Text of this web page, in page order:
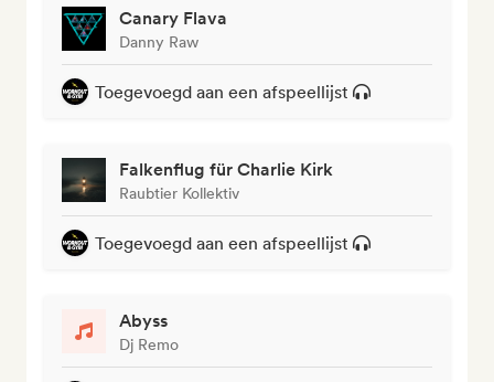
Canary Flava
Danny Raw
Toegevoegd aan een afspeellijst
Falkenflug für Charlie Kirk
Raubtier Kollektiv
Toegevoegd aan een afspeellijst
Abyss
Dj Remo